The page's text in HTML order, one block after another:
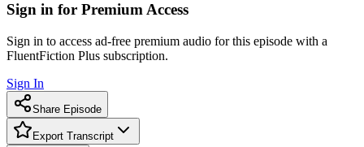
Sign in for Premium Access
Sign in to access ad-free premium audio for this episode with a
FluentFiction Plus subscription.
Sign In
Share Episode
Export Transcript